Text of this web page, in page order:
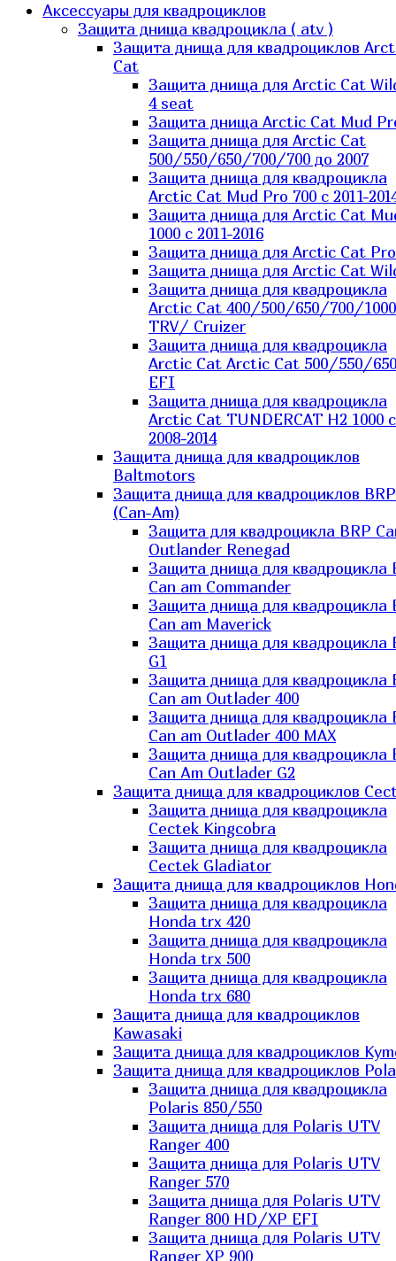
Аксессуары для квадроциклов
Защита днища квадроцикла ( atv )
Защита днища для квадроциклов
Cat
Защита днища для Arctic Cat
4 seat
Защита днища Arctic Cat Mud
Защита днища для Arctic Cat
500/550/650/700/700 до 2007
Защита днища для квадроцикла
Arctic Cat Mud Pro 700 с 2011-
Защита днища для Arctic Cat
1000 c 2011-2016
Защита днища для Arctic Cat
Защита днища для Arctic Cat
Защита днища для квадроцикла
Arctic Cat 400/500/650/700/1000
TRV/ Cruizer
Защита днища для квадроцикла
Arctic Cat Arctic Cat 500/550/
EFI
Защита днища для квадроцикла
Arctic Cat TUNDERCAT H2 1000 c
2008-2014
Защита днища для квадроциклов
Baltmotors
Защита днища для квадроциклов BRP
(Can-Am)
Защита для квадроцикла BRP
Outlander Renegad
Защита днища для квадроцикла
Can am Commander
Защита днища для квадроцикла
Can am Maverick
Защита днища для квадроцикла
G1
Защита днища для квадроцикла
Can am Outlader 400
Защита днища для квадроцикла
Can am Outlader 400 MAX
Защита днища для квадроцикла
Can Аm Outlader G2
Защита днища для квадроциклов
Защита днища для квадроцикла
Cectek Kingcobra
Защита днища для квадроцикла
Cectek Gladiator
Защита днища для квадроциклов
Защита днища для квадроцикла
Honda trx 420
Защита днища для квадроцикла
Honda trx 500
Защита днища для квадроцикла
Honda trx 680
Защита днища для квадроциклов
Kawasaki
Защита днища для квадроциклов
Защита днища для квадроциклов
Защита днища для квадроцикла
Polaris 850/550
Защита днища для Polaris UTV
Ranger 400
Защита днища для Polaris UTV
Ranger 570
Защита днища для Polaris UTV
Ranger 800 HD/XP EFI
Защита днища для Polaris UTV
Ranger XP 900